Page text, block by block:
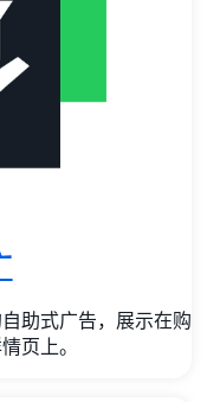
助式广告，展示在购
页上。